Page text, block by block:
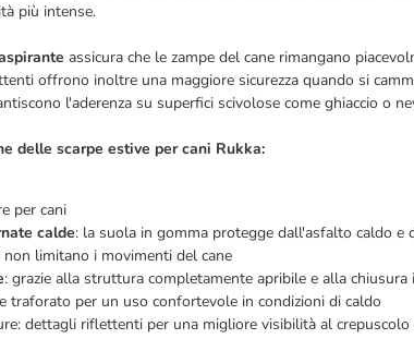
più intense.
assicura che le zampe del cane rimangano
offrono inoltre una maggiore sicurezza quando si
l'aderenza su superfici scivolose come ghiaccio o
delle scarpe estive per cani Rukka:
per cani
calde: la suola in gomma protegge dall'asfalto caldo e
non limitano i movimenti del cane
: grazie alla struttura completamente apribile e alla chiusura
traforato per un uso confortevole in condizioni di caldo
dettagli riflettenti per una migliore visibilità al crepuscolo